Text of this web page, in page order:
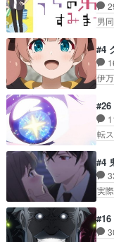
フ
別
ケ
リ
時
に
話
に
男
散
倒
甘
え
目
す
で
#4
伊
や
回
推
ん
タ
人
ス
#26
転
な
躍
エ
ク
ッ
#4
実
の
ん
#16